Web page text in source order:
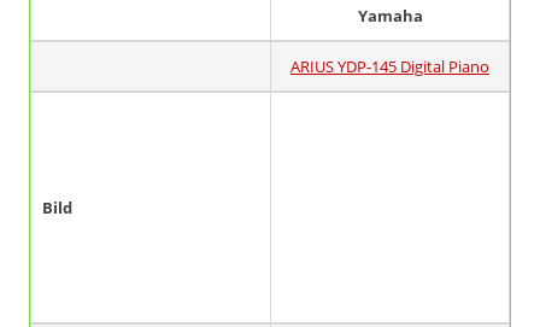
Yamaha
ARIUS YDP-145 Digital Piano
Bild